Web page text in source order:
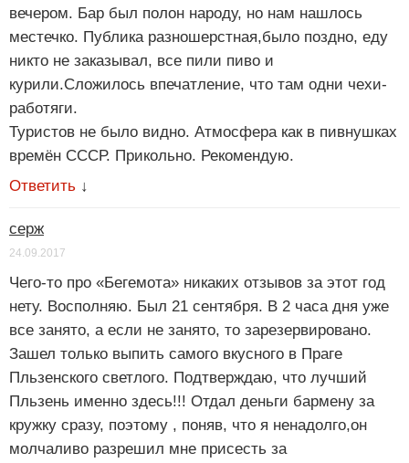
вечером. Бар был полон народу, но нам нашлось
местечко. Публика разношерстная,было поздно, еду
никто не заказывал, все пили пиво и
курили.Сложилось впечатление, что там одни чехи-
работяги.
Туристов не было видно. Атмосфера как в пивнушках
времён СССР. Прикольно. Рекомендую.
Ответить ↓
серж
24.09.2017
Чего-то про «Бегемота» никаких отзывов за этот год
нету. Восполняю. Был 21 сентября. В 2 часа дня уже
все занято, а если не занято, то зарезервировано.
Зашел только выпить самого вкусного в Праге
Пльзенского светлого. Подтверждаю, что лучший
Пльзень именно здесь!!! Отдал деньги бармену за
кружку сразу, поэтому , поняв, что я ненадолго,он
молчаливо разрешил мне присесть за